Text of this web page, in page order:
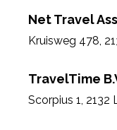
Net Travel
Kruisweg 478,
TravelTime
Scorpius 1, 2132